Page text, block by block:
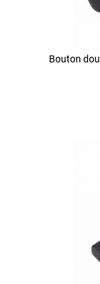
Bouton